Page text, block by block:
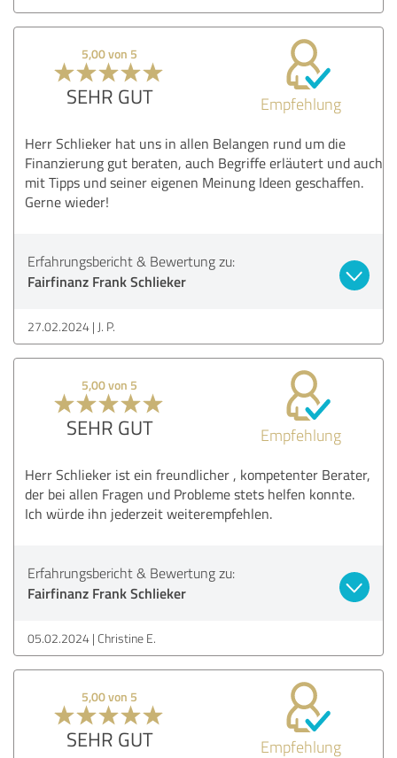
5,00 von 5
SEHR GUT Empfehlung
Herr Schlieker hat uns in allen Belangen rund um die
Finanzierung gut beraten, auch Begriffe erläutert und auch
mit Tipps und seiner eigenen Meinung Ideen geschaffen.
Gerne wieder!
Erfahrungsbericht & Bewertung zu:
Fairfinanz Frank Schlieker
27.02.2024 J. P.
5,00 von 5
SEHR GUT Empfehlung
Herr Schlieker ist ein freundlicher , kompetenter Berater,
der bei allen Fragen und Probleme stets helfen konnte.
Ich würde ihn jederzeit weiterempfehlen.
Erfahrungsbericht & Bewertung zu:
Fairfinanz Frank Schlieker
05.02.2024 Christine E.
5,00 von 5
SEHR GUT Empfehlung